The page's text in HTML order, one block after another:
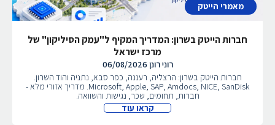
מאמרי הייטק
חברות הייטק בשרון: המדריך המקיף ל"עמק הסיליקון" של
מרכז ישראל
רוני רונן 06/08/2026
חברות הייטק בשרון: הרצליה, רעננה, כפר סבא, נתניה והוד השרון.
Microsoft, Apple, SAP, Amdocs, NICE, SanDisk. מדריך אזורי מלא -
חברות, תחומים, שכר, נגישות והשוואה.
קראו עוד